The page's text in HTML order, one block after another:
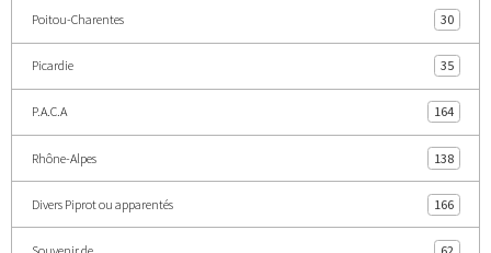
Poitou-Charentes 30
Picardie 35
P.A.C.A 164
Rhône-Alpes 138
Divers Piprot ou apparentés 166